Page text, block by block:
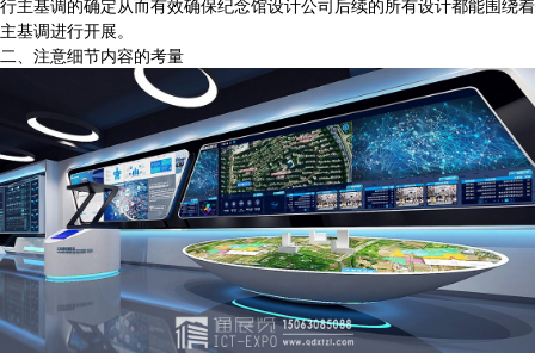
行主基调的确定从而有效确保纪念馆设计公司后续的所有设计都能围绕着
主基调进行开展。
二、注意细节内容的考量